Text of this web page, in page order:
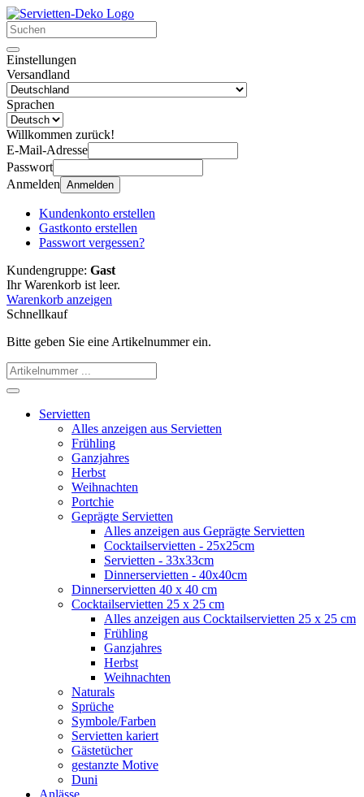
Einstellungen
Versandland
Sprachen
Willkommen zurück!
E-Mail-Adresse
Passwort
Anmelden Anmelden
Kundenkonto erstellen
Gastkonto erstellen
Passwort vergessen?
Kundengruppe: Gast
Ihr Warenkorb ist leer.
Warenkorb anzeigen
Schnellkauf
Bitte geben Sie eine Artikelnummer ein.
Servietten
Alles anzeigen aus Servietten
Frühling
Ganzjahres
Herbst
Weihnachten
Portchie
Geprägte Servietten
Alles anzeigen aus Geprägte Servietten
Cocktailservietten - 25x25cm
Servietten - 33x33cm
Dinnerservietten - 40x40cm
Dinnerservietten 40 x 40 cm
Cocktailservietten 25 x 25 cm
Alles anzeigen aus Cocktailservietten 25 x 25 cm
Frühling
Ganzjahres
Herbst
Weihnachten
Naturals
Sprüche
Symbole/Farben
Servietten kariert
Gästetücher
gestanzte Motive
Duni
Anlässe